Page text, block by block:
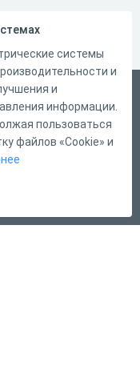
системы
и
и
информации.
пользоваться
файлов «Cookie» и